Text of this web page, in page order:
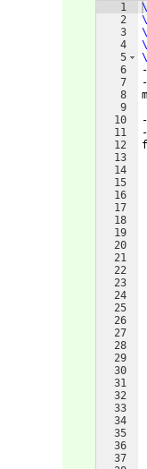
1
2
3
4
5
6
7
8
9
10
11
12
13
14
15
16
17
18
19
20
21
22
23
24
25
26
27
28
29
30
31
32
33
34
35
36
37